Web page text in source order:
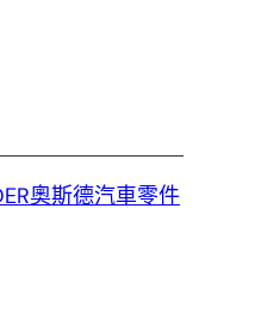
奧斯德汽車零件